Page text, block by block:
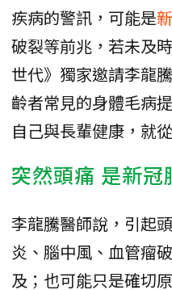
疾病的警訊，可能是
破裂等前兆，若未及
世代》獨家邀請李龍
齡者常見的身體毛病
自己與長輩健康，就
突然頭痛 是新冠
李龍騰醫師說，引起
炎、腦中風、血管瘤
及；也可能只是確切